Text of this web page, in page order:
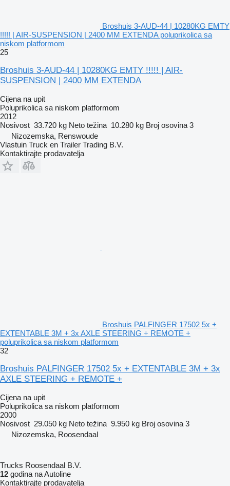
Broshuis 3-AUD-44 | 10280KG EMTY
!!!!! | AIR-SUSPENSION | 2400 MM EXTENDA poluprikolica sa
niskom platformom
25
Broshuis 3-AUD-44 | 10280KG EMTY !!!!! | AIR-
SUSPENSION | 2400 MM EXTENDA
Cijena na upit
Poluprikolica sa niskom platformom
2012
Nosivost 33.720 kg Neto težina 10.280 kg Broj osovina 3
Nizozemska, Renswoude
Vlastuin Truck en Trailer Trading B.V.
Kontaktirajte prodavatelja
Broshuis PALFINGER 17502 5x +
EXTENTABLE 3M + 3x AXLE STEERING + REMOTE +
poluprikolica sa niskom platformom
32
Broshuis PALFINGER 17502 5x + EXTENTABLE 3M + 3x
AXLE STEERING + REMOTE +
Cijena na upit
Poluprikolica sa niskom platformom
2000
Nosivost 29.050 kg Neto težina 9.950 kg Broj osovina 3
Nizozemska, Roosendaal
Trucks Roosendaal B.V.
12 godina na Autoline
Kontaktirajte prodavatelja